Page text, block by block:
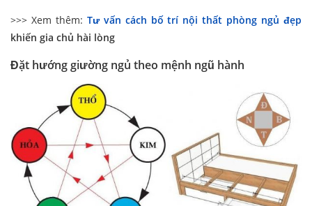
>>> Xem thêm: Tư vấn cách bố trí nội thất phòng ngủ đẹp
khiến gia chủ hài lòng
Đặt hướng giường ngủ theo mệnh ngũ hành